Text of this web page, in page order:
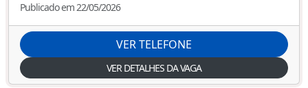
Publicado em 22/05/2026
VER TELEFONE
VER DETALHES DA VAGA